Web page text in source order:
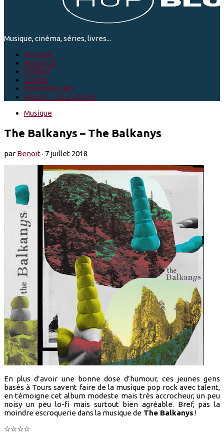
Musique, cinéma, séries, livres...
ACCUEIL
MUSIQUE
CINEMA
SÉRIES
ROMANS & BD
RADIO - TELEVISION
Musique
The Balkanys – The Balkanys
parBenoit· 7 juillet 2018
En plus d’avoir une bonne dose d’humour, ces jeunes gens
basés à Tours savent faire de la musique pop rock avec talent,
en témoigne cet album modeste mais très accrocheur, un peu
noisy un peu lo-fi mais surtout bien agréable. Bref, pas la
moindre escroquerie dans la musique de The Balkanys !
☆☆☆☆